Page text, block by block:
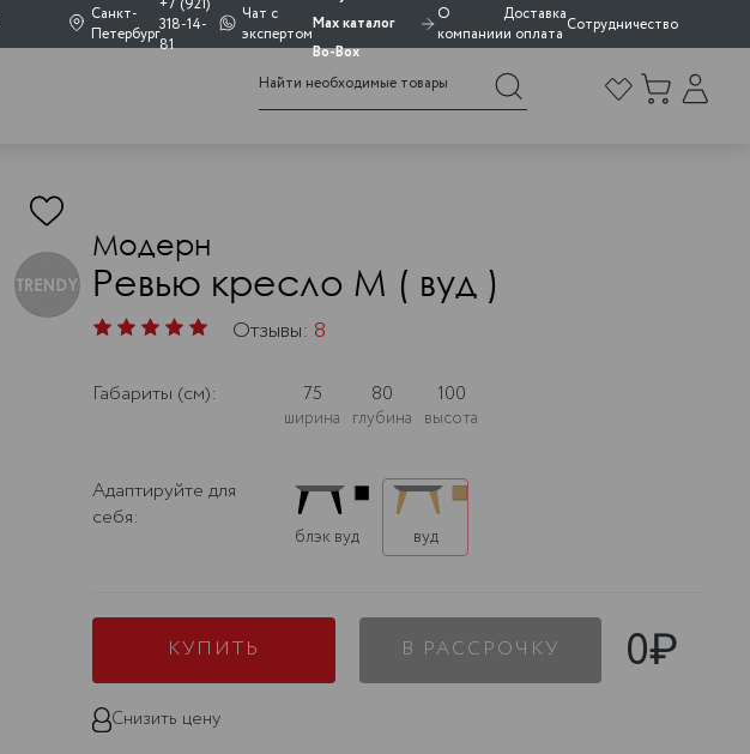
Санкт-
Петербург318-14-
81
Чат с
экспертом
Max каталог
Bo-Box
О
компании
Доставка
и оплата Сотрудничество
Модерн
Ревью кресло M ( вуд )
Отзывы: 8
Габариты (см): 75
ширина
80
глубина
100
высота
Адаптируйте для
себя:
блэк вуд вуд
КУПИТЬ В РАССРОЧКУ 0₽
Снизить цену